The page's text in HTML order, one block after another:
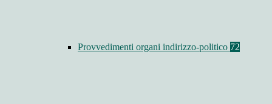
Provvedimenti organi indirizzo-politico 72